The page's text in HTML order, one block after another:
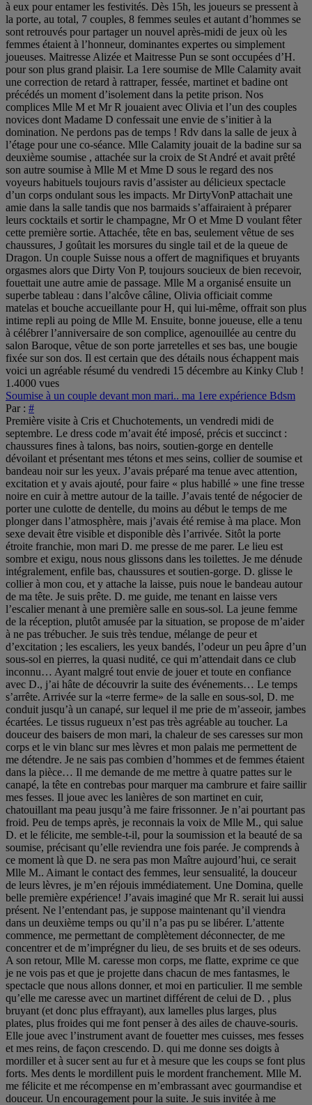
à eux pour entamer les festivités. Dès 15h, les joueurs se pressent à
la porte, au total, 7 couples, 8 femmes seules et autant d’hommes se
sont retrouvés pour partager un nouvel après-midi de jeux où les
femmes étaient à l’honneur, dominantes expertes ou simplement
joueuses. Maitresse Alizée et Maitresse Pun se sont occupées d’H.
pour son plus grand plaisir. La 1ere soumise de Mlle Calamity avait
une correction de retard à rattraper, fessée, martinet et badine ont
précédés un moment d’isolement dans la petite prison. Nos
complices Mlle M et Mr R jouaient avec Olivia et l’un des couples
novices dont Madame D confessait une envie de s’initier à la
domination. Ne perdons pas de temps ! Rdv dans la salle de jeux à
l’étage pour une co-séance. Mlle Calamity jouait de la badine sur sa
deuxième soumise , attachée sur la croix de St André et avait prêté
son autre soumise à Mlle M et Mme D sous le regard des nos
voyeurs habituels toujours ravis d’assister au délicieux spectacle
d’un corps ondulant sous les impacts. Mr DirtyVonP attachait une
amie dans la salle tandis que nos barmaids s’affairaient à préparer
leurs cocktails et sortir le champagne, Mr O et Mme D voulant fêter
cette première sortie. Attachée, tête en bas, seulement vêtue de ses
chaussures, J goûtait les morsures du single tail et de la queue de
Dragon. Un couple Suisse nous a offert de magnifiques et bruyants
orgasmes alors que Dirty Von P, toujours soucieux de bien recevoir,
fouettait une autre amie de passage. Mlle M a organisé ensuite un
superbe tableau : dans l’alcôve câline, Olivia officiait comme
matelas et bouche accueillante pour H, qui lui-même, offrait son plus
intime repli au poing de Mlle M. Ensuite, bonne joueuse, elle a tenu
à célébrer l’anniversaire de son complice, agenouillée au centre du
salon Baroque, vêtue de son porte jarretelles et ses bas, une bougie
fixée sur son dos. Il est certain que des détails nous échappent mais
voici un agréable résumé du vendredi 15 décembre au Kinky Club !
1.4000 vues
Soumise à un couple devant mon mari.. ma 1ere expérience Bdsm
Par : #
Première visite à Cris et Chuchotements, un vendredi midi de
septembre. Le dress code m’avait été imposé, précis et succinct :
chaussures fines à talons, bas noirs, soutien-gorge en dentelle
dévoilant et présentant mes tétons et mes seins, collier de soumise et
bandeau noir sur les yeux. J’avais préparé ma tenue avec attention,
excitation et y avais ajouté, pour faire « plus habillé » une fine tresse
noire en cuir à mettre autour de la taille. J’avais tenté de négocier de
porter une culotte de dentelle, du moins au début le temps de me
plonger dans l’atmosphère, mais j’avais été remise à ma place. Mon
sexe devait être visible et disponible dès l’arrivée. Sitôt la porte
étroite franchie, mon mari D. me presse de me parer. Le lieu est
sombre et exigu, nous nous glissons dans les toilettes. Je me dénude
intégralement, enfile bas, chaussures et soutien-gorge. D. glisse le
collier à mon cou, et y attache la laisse, puis noue le bandeau autour
de ma tête. Je suis prête. D. me guide, me tenant en laisse vers
l’escalier menant à une première salle en sous-sol. La jeune femme
de la réception, plutôt amusée par la situation, se propose de m’aider
à ne pas trébucher. Je suis très tendue, mélange de peur et
d’excitation ; les escaliers, les yeux bandés, l’odeur un peu âpre d’un
sous-sol en pierres, la quasi nudité, ce qui m’attendait dans ce club
inconnu… Ayant malgré tout envie de jouer et toute en confiance
avec D., j’ai hâte de découvrir la suite des événements… Le temps
s’arrête. Arrivée sur la «terre ferme» de la salle en sous-sol, D. me
conduit jusqu’à un canapé, sur lequel il me prie de m’asseoir, jambes
écartées. Le tissus rugueux n’est pas très agréable au toucher. La
douceur des baisers de mon mari, la chaleur de ses caresses sur mon
corps et le vin blanc sur mes lèvres et mon palais me permettent de
me détendre. Je ne sais pas combien d’hommes et de femmes étaient
dans la pièce… Il me demande de me mettre à quatre pattes sur le
canapé, la tête en contrebas pour marquer ma cambrure et faire saillir
mes fesses. Il joue avec les lanières de son martinet en cuir,
chatouillant ma peau jusqu’à me faire frissonner. Je n’ai pourtant pas
froid. Peu de temps après, je reconnais la voix de Mlle M., qui salue
D. et le félicite, me semble-t-il, pour la soumission et la beauté de sa
soumise, précisant qu’elle reviendra une fois parée. Je comprends à
ce moment là que D. ne sera pas mon Maître aujourd’hui, ce serait
Mlle M.. Aimant le contact des femmes, leur sensualité, la douceur
de leurs lèvres, je m’en réjouis immédiatement. Une Domina, quelle
belle première expérience! J’avais imaginé que Mr R. serait lui aussi
présent. Ne l’entendant pas, je suppose maintenant qu’il viendra
dans un deuxième temps ou qu’il n’a pas pu se libérer. L’attente
commence, me permettant de complètement déconnecter, de me
concentrer et de m’imprégner du lieu, de ses bruits et de ses odeurs.
A son retour, Mlle M. caresse mon corps, me flatte, exprime ce que
je ne vois pas et que je projette dans chacun de mes fantasmes, le
spectacle que nous allons donner, et moi en particulier. Il me semble
qu’elle me caresse avec un martinet différent de celui de D. , plus
bruyant (et donc plus effrayant), aux lamelles plus larges, plus
plates, plus froides qui me font penser à des ailes de chauve-souris.
Elle joue avec l’instrument avant de fouetter mes cuisses, mes fesses
et mes reins, de façon crescendo. D. qui me donne ses doigts à
mordiller et à sucer sent au fur et à mesure que les coups se font plus
forts. Mes dents le mordillent puis le mordent franchement. Mlle M.
me félicite et me récompense en m’embrassant avec gourmandise et
douceur. Un encouragement pour la suite. Je suis invitée à me